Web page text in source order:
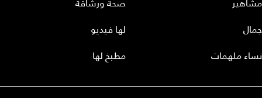
مشاهير
جمال
نساء ملهمات
صحة ورشاقة
لها فيديو
مطبخ لها